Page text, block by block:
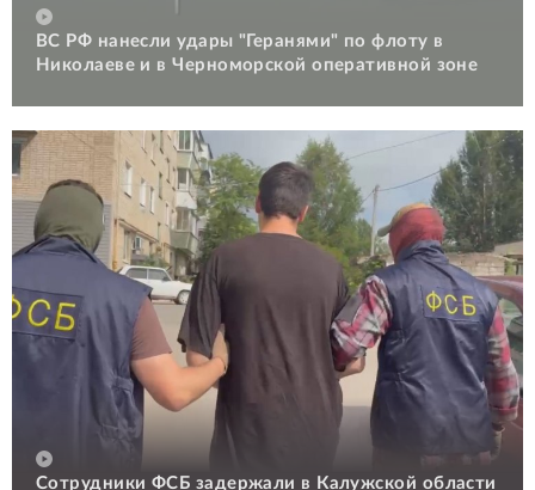
ВС РФ нанесли удары "Геранями" по флоту в
Николаеве и в Черноморской оперативной зоне
Сотрудники ФСБ задержали в Калужской области